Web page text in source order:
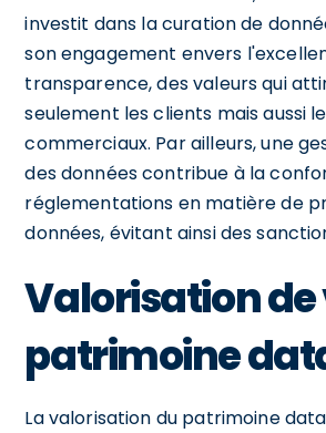
investit dans la curation de
son engagement envers
transparence, des valeurs qui
seulement les clients mais aussi
commerciaux. Par ailleurs, une
des données contribue à la
réglementations en matière de
données, évitant ainsi des
Valorisation
patrimoine
La valorisation du patrimoine